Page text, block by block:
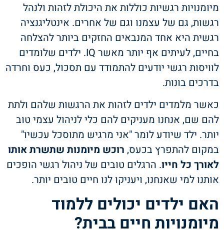
מיומנויות רגשיות כוללות את היכולת לזהות ולנהל
רגשות, גם של עצמנו וגם של אחרים. אינטליגנציה
רגשית היא אחד המנבאים החזקים ביותר להצלחה
בחיים, לעיתים אף יותר מאשר IQ. ילדים שלומדים
לוויסות רגשי יודעים להתמודד עם תסכול, כעס וחרדה
בדרכים בונות.
כאשר מלמדים ילדים לזהות את הרגשות שלהם ולתת
להם שם, אנחנו מעניקים להם כלי לניהול עצמי טוב
יותר. ילד שיודע לומר "אני מרגיש מתוסכל עכשיו"
במקום להתפרץ בכעס, רוכש מיומנות שתשרת אותו
לאורך כל חייו. הרגלים טובים של ניהול רגשי הופכים
אותנו למי שאנחנו, ויעניקו לנו חיים טובים יותר.
האם ילדים יכולים ללמוד
מיומנויות חיים בבית?